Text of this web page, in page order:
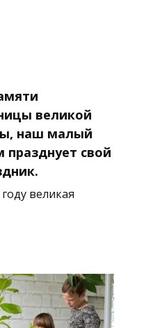
великой
наш малый
празднует свой
великая